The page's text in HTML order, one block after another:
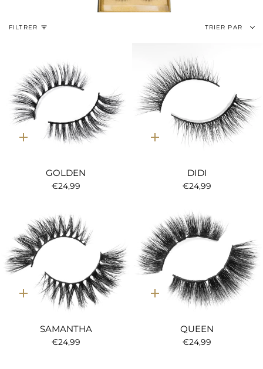
FILTRER
Trier
TRIER PAR
Ajout
GOLDEN
€24,99
Ajout
DIDI
€24,99
Ajout
SAMANTHA
€24,99
Ajout
QUEEN
€24,99